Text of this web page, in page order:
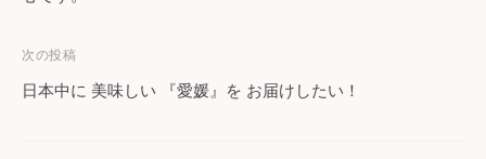
ビ
次の投稿
日本中に 美味しい 『愛媛』を お届けしたい！